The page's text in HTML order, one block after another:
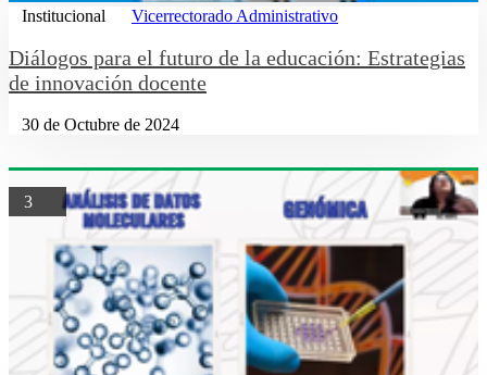
Institucional Vicerrectorado Administrativo
Diálogos para el futuro de la educación: Estrategias
de innovación docente
30 de Octubre de 2024
3